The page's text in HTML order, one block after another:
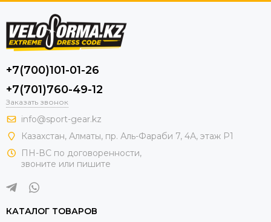
+7(700)101-01-26
+7(701)760-49-12
Заказать звонок
info@sport-gear.kz
Казахстан, Алматы, пр. Аль-Фараби 7, 4А, этаж Р1
ПН-ВС по договоренности,
звоните или пишите
КАТАЛОГ ТОВАРОВ